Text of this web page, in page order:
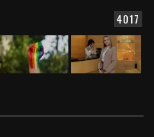
4017